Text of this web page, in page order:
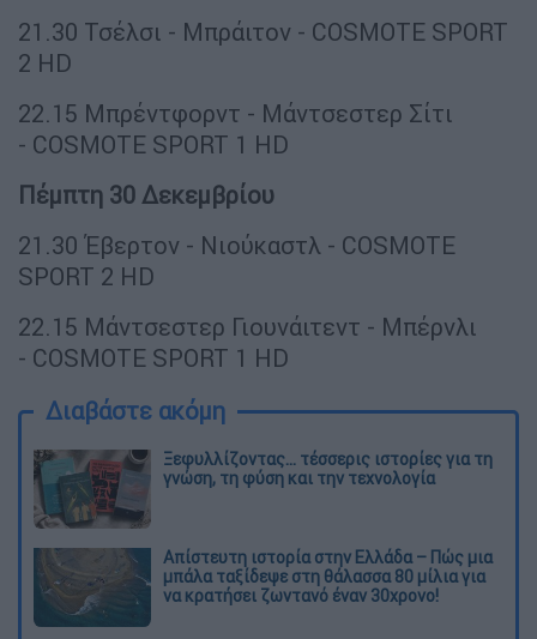
21.30 Τσέλσι - Μπράιτον - COSMOTE SPORT
2 HD
22.15 Μπρέντφορντ - Μάντσεστερ Σίτι
- COSMOTE SPORT 1 HD
Πέμπτη 30 Δεκεμβρίου
21.30 Έβερτον - Νιούκαστλ - COSMOTE
SPORT 2 HD
22.15 Μάντσεστερ Γιουνάιτεντ - Μπέρνλι
- COSMOTE SPORT 1 HD
Διαβάστε ακόμη
Ξεφυλλίζοντας... τέσσερις ιστορίες για τη
γνώση, τη φύση και την τεχνολογία
Απίστευτη ιστορία στην Ελλάδα – Πώς μια
μπάλα ταξίδεψε στη θάλασσα 80 μίλια για
να κρατήσει ζωντανό έναν 30χρονο!